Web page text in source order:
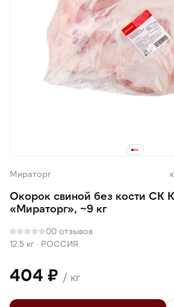
Мираторг
Окорок свиной без кости СК
«Мираторг», ~9 кг
00 отзывов
12.5 кг · РОССИЯ
404 ₽ / кг